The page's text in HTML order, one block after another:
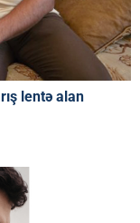
lentə alan